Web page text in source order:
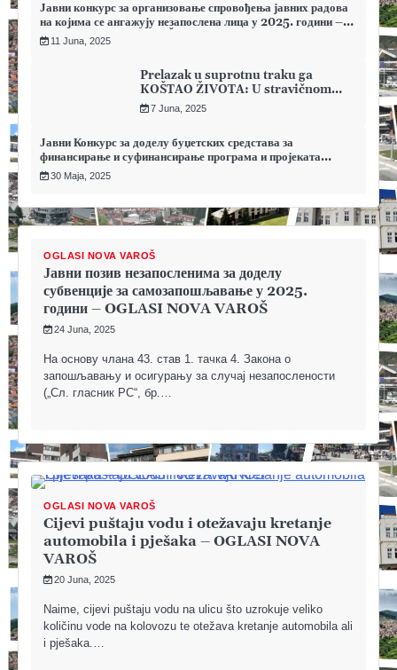
Јавни конкурс за организовање спровођења јавних радова
на којима се ангажују незапослена лица у 2025. години –
OGLASI NOVA VAROŠ
11 Juna, 2025
Prelazak u suprotnu traku ga
KOŠTAO ŽIVOTA: U stravičnom
sudaru automobila i motocikla
POGINUO MOTORISTA – OGLASI
7 Juna, 2025
Јавни Конкурс за доделу буџетских средстава за
финансирање и суфинансирање програма и пројеката
удружења грађана која делују у области социо-
хуманитарног рада, пољопривреде, противпожарне заштите
годину – OGLASI NOVA VAROŠ
30 Maja, 2025
OGLASI NOVA VAROŠ
Јавни позив незапосленима за доделу
субвенције за самозапошљавање у 2025.
години – OGLASI NOVA VAROŠ
24 Juna, 2025
На основу члана 43. став 1. тачка 4. Закона о
запошљавању и осигурању за случај незапослености
(„Сл. гласник РС“, бр.…
OGLASI NOVA VAROŠ
Cijevi puštaju vodu i otežavaju kretanje
automobila i pješaka – OGLASI NOVA
VAROŠ
20 Juna, 2025
Naime, cijevi puštaju vodu na ulicu što uzrokuje veliko
količinu vode na kolovozu te otežava kretanje automobila ali
i pješaka.…